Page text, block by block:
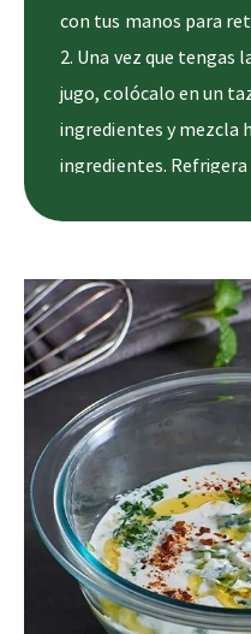
con tus manos para
Una vez que tengas
jugo, colócalo en un
ingredientes y mezcla
ingredientes.